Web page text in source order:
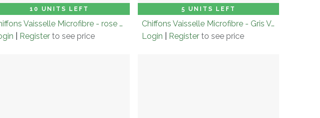
10 UNITS LEFT
Carton (× 3.0) Add to Cart
Chiffons Vaisselle Microfibre - rose & turquoise - (4 pcs)
Register to see price
5 UNITS LEFT
Carton (× 3.0) Add to Cart
Chiffons Vaisselle Microfibre - Gris Vert Clair (2pcs)
Login
Register to see price